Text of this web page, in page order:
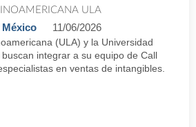
ULA
México 11/06/2026
(ULA) y la Universidad
integrar a su equipo de Call
en ventas de intangibles.